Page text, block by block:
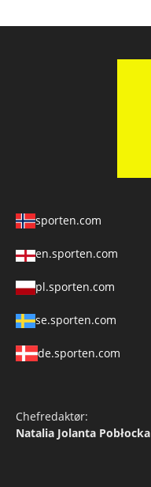
sporten.com
en.sporten.com
pl.sporten.com
se.sporten.com
de.sporten.com
Chefredaktør:
Natalia Jolanta Pobłocka